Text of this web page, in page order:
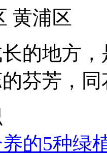
黄浦区
的地方
芬芳，
的5种绿